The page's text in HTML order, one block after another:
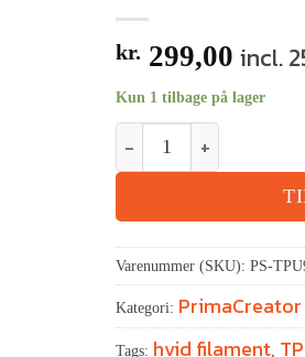
kr. 299,00 incl.
Kun 1 tilbage på lager
Varenummer (SKU): PS-
Kategori: PrimaCreator
Tags: hvid filament,